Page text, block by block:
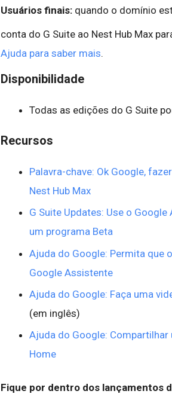
Usuários finais: quando o domínio
conta do G Suite ao Nest Hub Max
Ajuda para saber mais.
Disponibilidade
Todas as edições do G Suite
Recursos
Palavra-chave: Ok Google,
Nest Hub Max
G Suite Updates: Use o
um programa Beta
Ajuda do Google: Permita que
Google Assistente
Ajuda do Google: Faça uma
(em inglês)
Ajuda do Google:
Home
Fique por dentro dos lançamentos